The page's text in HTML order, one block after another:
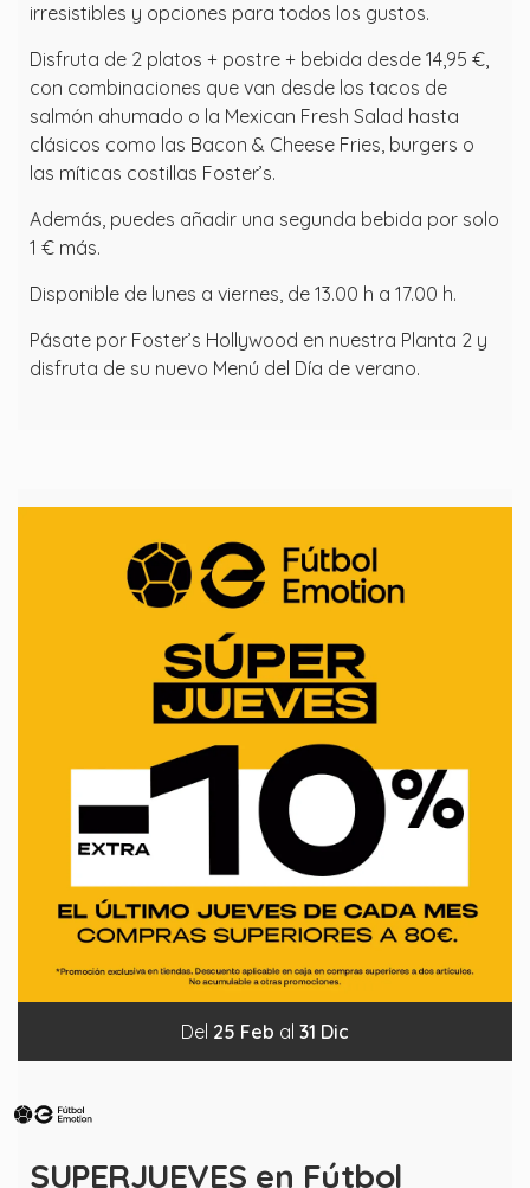
irresistibles y opciones para todos los gustos.
Disfruta de 2 platos + postre + bebida desde 14,95 €,
con combinaciones que van desde los tacos de
salmón ahumado o la Mexican Fresh Salad hasta
clásicos como las Bacon & Cheese Fries, burgers o
las míticas costillas Foster’s.
Además, puedes añadir una segunda bebida por solo
1 € más.
Disponible de lunes a viernes, de 13.00 h a 17.00 h.
Pásate por Foster’s Hollywood en nuestra Planta 2 y
disfruta de su nuevo Menú del Día de verano.
Del 25 Feb al 31 Dic
SUPERJUEVES en Fútbol